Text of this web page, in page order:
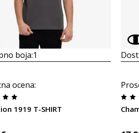
boja:1
ocena:
1919 T-SHIRT